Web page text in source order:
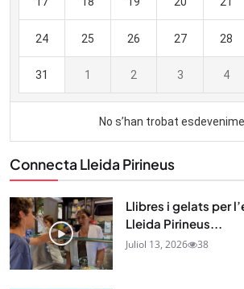
Connecta Lleida Pirineus
Llibres i gelats per
Lleida Pirineus...
Juliol 13, 2026 38